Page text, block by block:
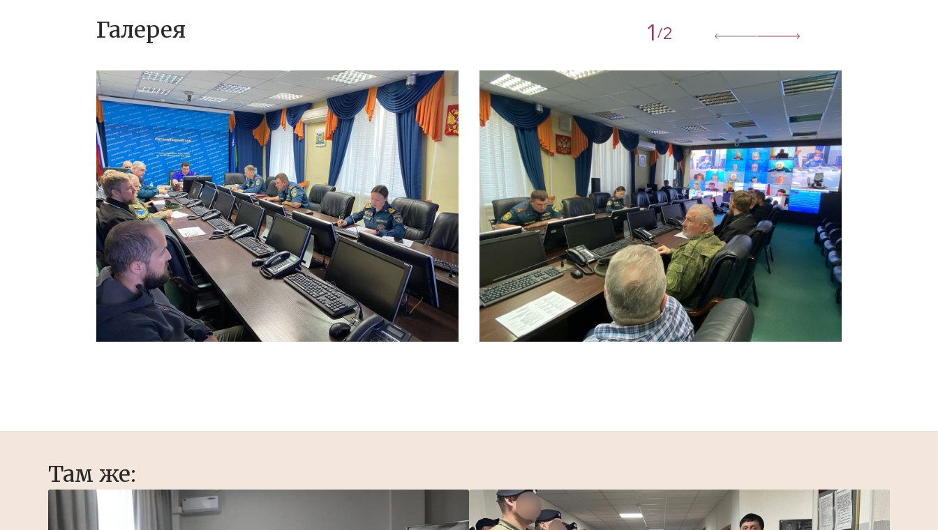
Галерея 1 /2
Там же: